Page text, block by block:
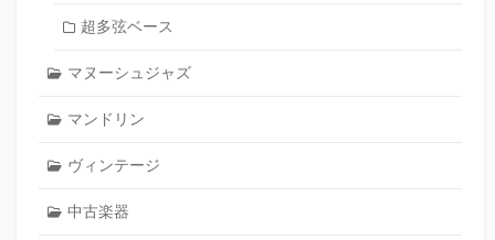
超多弦ベース
マヌーシュジャズ
マンドリン
ヴィンテージ
中古楽器